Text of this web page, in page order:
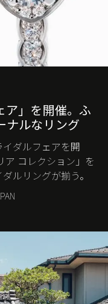
ア」を開催。ふ
ナルなリング
ダルフェアを開
ア コレクション」を
ルリングが揃う。